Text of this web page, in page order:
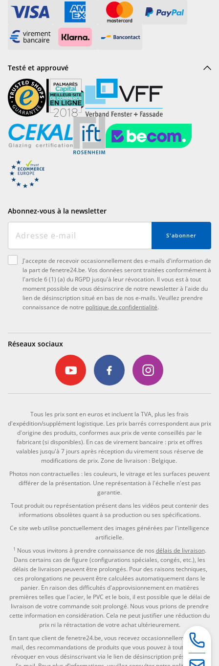
Testé et approuvé
Abonnez-vous à la newsletter
S'abonner
J'accepte de recevoir occasionnellement des e-mails d'information de
la part de fenetre24.be. Vos données seront traitées conformément à
l'article 6 (1) (a) du RGPD jusqu'à leur révocation. Il vous est à tout
moment possible de vous désinscrire de notre newsletter à l'aide du
lien de désinscription situé en bas de nos e-mails. Veuillez prendre
connaissance de notre politique de confidentialité.
Réseaux sociaux
Tous les prix sont en euros et incluent la TVA, plus les frais
d'expédition/supplément logistique. Les prix barrés correspondent aux prix
d'origine des produits, conformes aux prix de vente conseillés par le
fabricant (si disponibles). En cas de virement bancaire : prix et offres
valables jusqu'à 7 jours après réception du virement sous réserve de
modifications de prix. Zone de livraison : Belgique.
Photos non contractuelles : les couleurs, le vitrage et les surfaces peuvent
différer de la présentation. Une représentation à l'échelle n'est pas
garantie.
Tout produit ou représentation présent dans les vidéos peut contenir des
informations obsolètes quant à sa production ou ses spécifications.
Ce site web utilise ponctuellement des images générées par l'intelligence
artificielle.
1 Nous vous invitons à prendre connaissance de nos délais de livraison.
Dans certains cas de figure (configurations spéciales, congés, etc.), les
délais de livraison peuvent être prolongés. Pour des raisons techniques,
ces prolongations ne peuvent être calculées automatiquement dans le
panier. En raison des difficultés d'approvisionnement en matières
premières telles que l'acier, le PVC et le bois, il est possible que le délai de
livraison de votre commande soit prolongé. Nous vous prions de prendre
cette information en considération. Cela ne peut justifier une réduction du
prix ni la rétractation de votre achat ultérieurement.
En tant que client de fenetre24.be, vous recevez occasionnellement par e-
mail, des recommandations de produits que vous pouvez à tout moment
révoquer en vous désinscrivant via le lien de désinscription présent dans